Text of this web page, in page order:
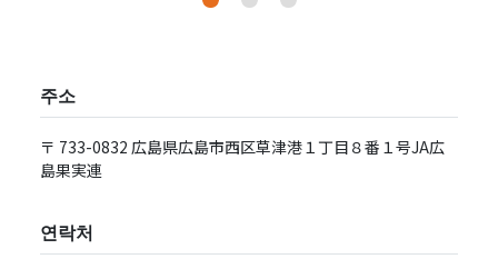
주소
〒 733-0832 広島県広島市⻄区草津港１丁⽬８番１号JA広
島果実連
연락처